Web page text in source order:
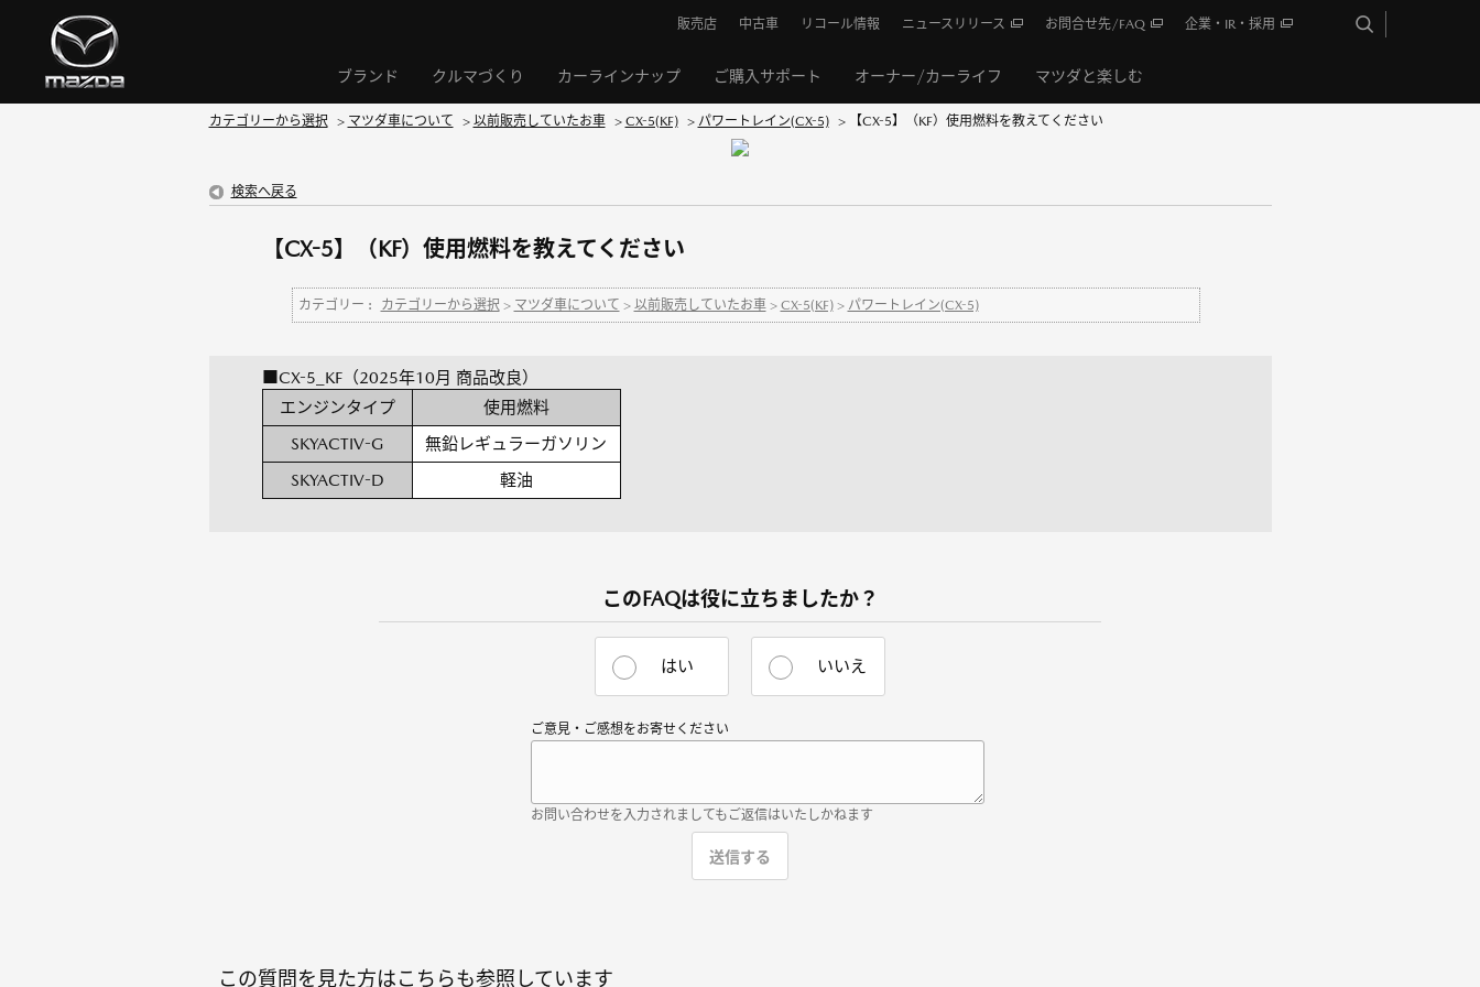
ブランド クルマづくり カーラインナップ ご購入サポート オーナー/カーライフ マツダと楽しむ
販売店 中古車 リコール情報 ニュースリリース お問合せ先/FAQ 企業・IR・採用
カテゴリーから選択 > マツダ車について > 以前販売していたお車 > CX-5(KF) > パワートレイン(CX-5) > 【CX-5】（KF）使用燃料を教えてください
検索へ戻る
【CX-5】（KF）使用燃料を教えてください
カテゴリー : カテゴリーから選択 > マツダ車について > 以前販売していたお車> CX-5(KF)> パワートレイン(CX-5)
■CX-5_KF（2025年10月 商品改良）
エンジンタイプ
使用燃料
SKYACTIV-G
無鉛レギュラーガソリン
SKYACTIV-D
軽油
このFAQは役に立ちましたか？
はい いいえ
ご意見・ご感想をお寄せください
お問い合わせを入力されましてもご返信はいたしかねます
この質問を見た方はこちらも参照しています